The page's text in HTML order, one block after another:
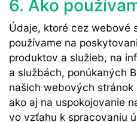
6. Ako
Údaje, ktoré cez webové
používame na
produktov a služieb, na
a službách, ponúkaných
našich webových stránok
ako aj na uspokojovanie
vo vzťahu k spracovaniu